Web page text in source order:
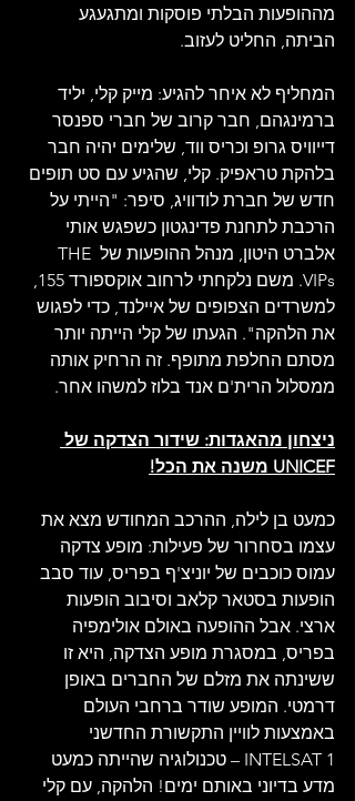
מההופעות הבלתי פוסקות ומתגעגע
הביתה, החליט לעזוב.
המחליף לא איחר להגיע: מייק קלי, יליד
ברמינגהם, חבר קרוב של חברי ספנסר
דייוויס גרופ וכריס ווד, שלימים יהיה חבר
בלהקת טראפיק. קלי, שהגיע עם סט תופים
חדש של חברת לודוויג, סיפר: "הייתי על
הרכבת לתחנת פדינגטון כשפגש אותי
אלברט היטון, מנהל ההופעות של THE
VIPs. משם נלקחתי לרחוב אוקספורד 155,
למשרדים הצפופים של איילנד, כדי לפגוש
את הלהקה". הגעתו של קלי הייתה יותר
מסתם החלפת מתופף. זה הרחיק אותה
ממסלול הרית'ם אנד בלוז למשהו אחר.
ניצחון מהאגדות: שידור הצדקה של
UNICEF משנה את הכל!
כמעט בן לילה, ההרכב המחודש מצא את
עצמו בסחרור של פעילות: מופע צדקה
עמוס כוכבים של יוניצ'ף בפריס, עוד סבב
הופעות בסטאר קלאב וסיבוב הופעות
ארצי. אבל ההופעה באולם אולימפיה
בפריס, במסגרת מופע הצדקה, היא זו
ששינתה את מזלם של החברים באופן
דרמטי. המופע שודר ברחבי העולם
באמצעות לוויין התקשורת החדשני
INTELSAT 1 – טכנולוגיה שהייתה כמעט
מדע בדיוני באותם ימים! הלהקה, עם קלי